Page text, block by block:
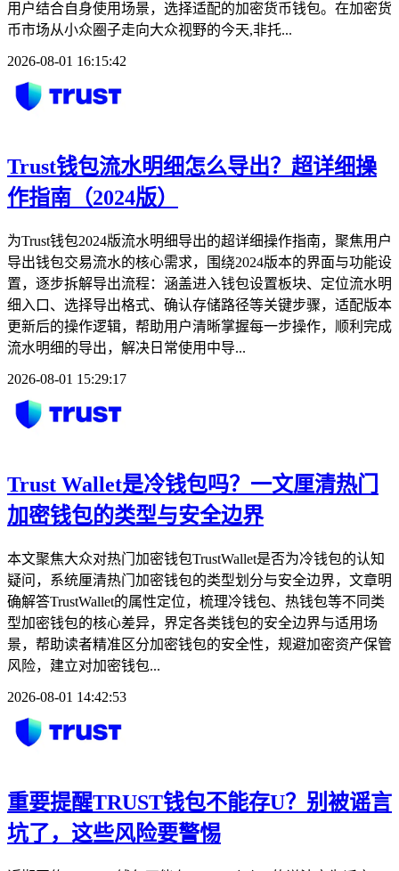
用户结合自身使用场景，选择适配的加密货币钱包。在加密货
币市场从小众圈子走向大众视野的今天,非托...
2026-08-01 16:15:42
Trust钱包流水明细怎么导出？超详细操
作指南（2024版）
为Trust钱包2024版流水明细导出的超详细操作指南，聚焦用户
导出钱包交易流水的核心需求，围绕2024版本的界面与功能设
置，逐步拆解导出流程：涵盖进入钱包设置板块、定位流水明
细入口、选择导出格式、确认存储路径等关键步骤，适配版本
更新后的操作逻辑，帮助用户清晰掌握每一步操作，顺利完成
流水明细的导出，解决日常使用中导...
2026-08-01 15:29:17
Trust Wallet是冷钱包吗？一文厘清热门
加密钱包的类型与安全边界
本文聚焦大众对热门加密钱包TrustWallet是否为冷钱包的认知
疑问，系统厘清热门加密钱包的类型划分与安全边界，文章明
确解答TrustWallet的属性定位，梳理冷钱包、热钱包等不同类
型加密钱包的核心差异，界定各类钱包的安全边界与适用场
景，帮助读者精准区分加密钱包的安全性，规避加密资产保管
风险，建立对加密钱包...
2026-08-01 14:42:53
重要提醒TRUST钱包不能存U？别被谣言
坑了，这些风险要警惕